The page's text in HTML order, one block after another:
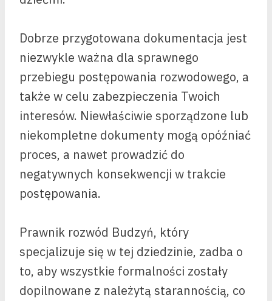
Dobrze przygotowana dokumentacja jest
niezwykle ważna dla sprawnego
przebiegu postępowania rozwodowego, a
także w celu zabezpieczenia Twoich
interesów. Niewłaściwie sporządzone lub
niekompletne dokumenty mogą opóźniać
proces, a nawet prowadzić do
negatywnych konsekwencji w trakcie
postępowania.
Prawnik rozwód Budzyń, który
specjalizuje się w tej dziedzinie, zadba o
to, aby wszystkie formalności zostały
dopilnowane z należytą starannością, co